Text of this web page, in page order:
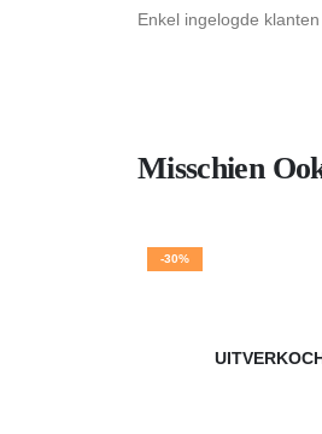
Enkel ingelogde
Misschien
-30%